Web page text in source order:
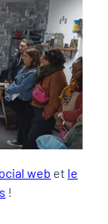
web et le
!